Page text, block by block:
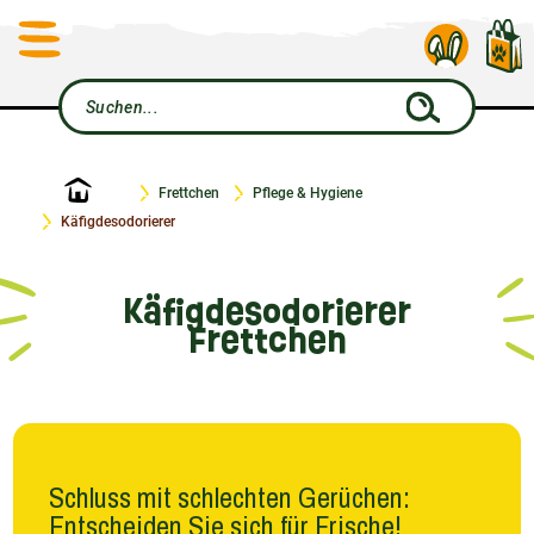
Startseite Frettchen
Pflege & Hygiene
Käfigdesodorierer
Käfigdesodorierer
Frettchen
Schluss mit schlechten Gerüchen:
Entscheiden Sie sich für Frische!